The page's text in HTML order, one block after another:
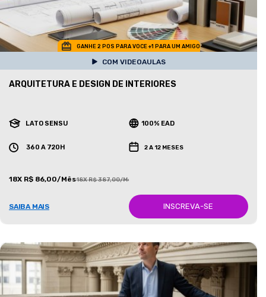
GANHE 2 POS PARA VOCE +1 PARA UM AMIGO
COM VIDEOAULAS
ARQUITETURA E DESIGN DE INTERIORES
LATO SENSU 100% EAD
360 A 720H 2 A 12 MESES
18X R$ 86,00/Mês18X R$ 387,00/Mês
SAIBA MAIS INSCREVA-SE